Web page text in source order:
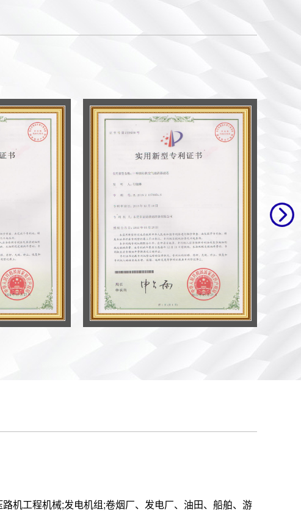
机工程机械;发电机组;卷烟厂、发电厂、油田、船舶、游